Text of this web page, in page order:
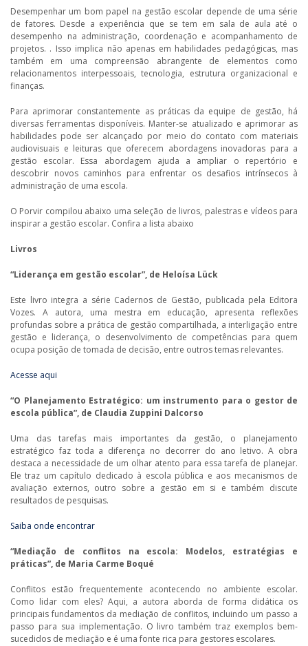
Desempenhar um bom papel na gestão escolar depende de uma série
de fatores. Desde a experiência que se tem em sala de aula até o
desempenho na administração, coordenação e acompanhamento de
projetos. . Isso implica não apenas em habilidades pedagógicas, mas
também em uma compreensão abrangente de elementos como
relacionamentos interpessoais, tecnologia, estrutura organizacional e
finanças.
Para aprimorar constantemente as práticas da equipe de gestão, há
diversas ferramentas disponíveis. Manter-se atualizado e aprimorar as
habilidades pode ser alcançado por meio do contato com materiais
audiovisuais e leituras que oferecem abordagens inovadoras para a
gestão escolar. Essa abordagem ajuda a ampliar o repertório e
descobrir novos caminhos para enfrentar os desafios intrínsecos à
administração de uma escola.
O Porvir compilou abaixo uma seleção de livros, palestras e vídeos para
inspirar a gestão escolar. Confira a lista abaixo
Livros
“Liderança em gestão escolar”, de Heloísa Lück
Este livro integra a série Cadernos de Gestão, publicada pela Editora
Vozes. A autora, uma mestra em educação, apresenta reflexões
profundas sobre a prática de gestão compartilhada, a interligação entre
gestão e liderança, o desenvolvimento de competências para quem
ocupa posição de tomada de decisão, entre outros temas relevantes.
Acesse aqui
“O Planejamento Estratégico: um instrumento para o gestor de
escola pública”, de Claudia Zuppini Dalcorso
Uma das tarefas mais importantes da gestão, o planejamento
estratégico faz toda a diferença no decorrer do ano letivo. A obra
destaca a necessidade de um olhar atento para essa tarefa de planejar.
Ele traz um capítulo dedicado à escola pública e aos mecanismos de
avaliação externos, outro sobre a gestão em si e também discute
resultados de pesquisas.
Saiba onde encontrar
“Mediação de conflitos na escola: Modelos, estratégias e
práticas”, de Maria Carme Boqué
Conflitos estão frequentemente acontecendo no ambiente escolar.
Como lidar com eles? Aqui, a autora aborda de forma didática os
principais fundamentos da mediação de conflitos, incluindo um passo a
passo para sua implementação. O livro também traz exemplos bem-
sucedidos de mediação e é uma fonte rica para gestores escolares.